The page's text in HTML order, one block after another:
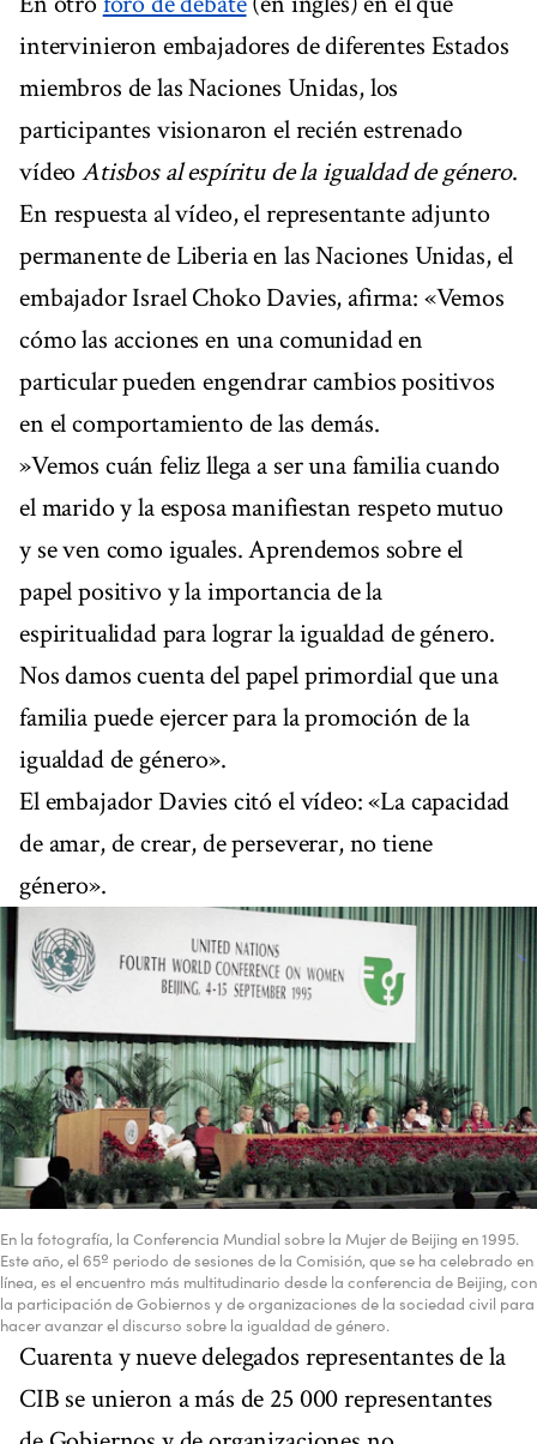
intervinieron embajadores de diferentes Estados
miembros de las Naciones Unidas, los
participantes visionaron el recién estrenado
vídeoAtisbos al espíritu de la igualdad de género.
En respuesta al vídeo, el representante adjunto
permanente de Liberia en las Naciones Unidas, el
embajador Israel Choko Davies, afirma: «Vemos
cómo las acciones en una comunidad en
particular pueden engendrar cambios positivos
en el comportamiento de las demás.
»Vemos cuán feliz llega a ser una familia cuando
el marido y la esposa manifiestan respeto mutuo
y se ven como iguales. Aprendemos sobre el
papel positivo y la importancia de la
espiritualidad para lograr la igualdad de género.
Nos damos cuenta del papel primordial que una
familia puede ejercer para la promoción de la
igualdad de género».
El embajador Davies citó el vídeo: «La capacidad
de amar, de crear, de perseverar, no tiene
género».
En la fotografía, la Conferencia Mundial sobre la Mujer de Beijing en 1995.
Este año, el 65º periodo de sesiones de la Comisión, que se ha celebrado en
línea, es el encuentro más multitudinario desde la conferencia de Beijing, con
la participación de Gobiernos y de organizaciones de la sociedad civil para
hacer avanzar el discurso sobre la igualdad de género.
Cuarenta y nueve delegados representantes de la
CIB se unieron a más de 25 000 representantes